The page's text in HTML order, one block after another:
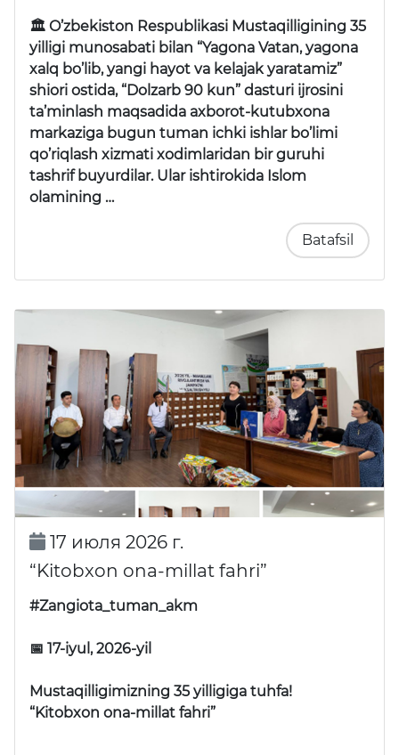
🏛 O’zbekiston Respublikasi Mustaqilligining 35
yilligi munosabati bilan “Yagona Vatan, yagona
xalq bo’lib, yangi hayot va kelajak yaratamiz”
shiori ostida, “Dolzarb 90 kun” dasturi ijrosini
ta’minlash maqsadida axborot-kutubxona
markaziga bugun tuman ichki ishlar bo’limi
qo’riqlash xizmati xodimlaridan bir guruhi
tashrif buyurdilar. Ular ishtirokida Islom
olamining …
Batafsil
17 июля 2026 г.
“Kitobxon ona-millat fahri”
#Zangiota_tuman_akm
📅 17-iyul, 2026-yil
Mustaqilligimizning 35 yilligiga tuhfa!
“Kitobxon ona-millat fahri”